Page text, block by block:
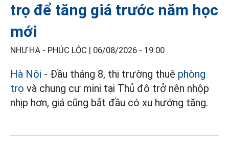
trọ để tăng giá trước năm học
mới
NHƯ HẠ - PHÚC LỘC | 06/08/2026 - 19:00
Hà Nội - Đầu tháng 8, thị trường thuê phòng
trọ và chung cư mini tại Thủ đô trở nên nhộp
nhịp hơn, giá cũng bắt đầu có xu hướng tăng.